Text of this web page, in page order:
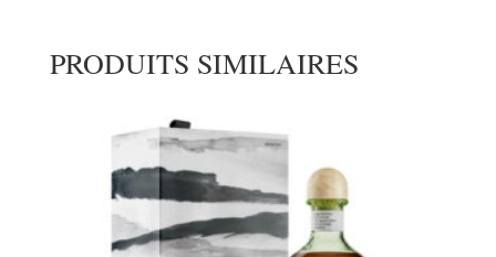
PRODUITS SIMILAIRES